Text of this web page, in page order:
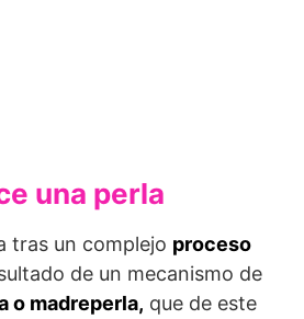
una perla
tras un complejo proceso
de un mecanismo de
o madreperla, que de este